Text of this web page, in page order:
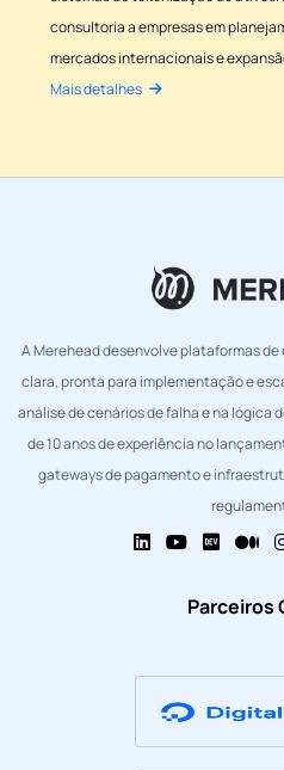
consultoria a empresas em
mercados internacionais e
Mais detalhes
A Merehead desenvolve plataformas
clara, pronta para implementação e
análise de cenários de falha e na lógica
de 10 anos de experiência no
gateways de pagamento e
Parceiros